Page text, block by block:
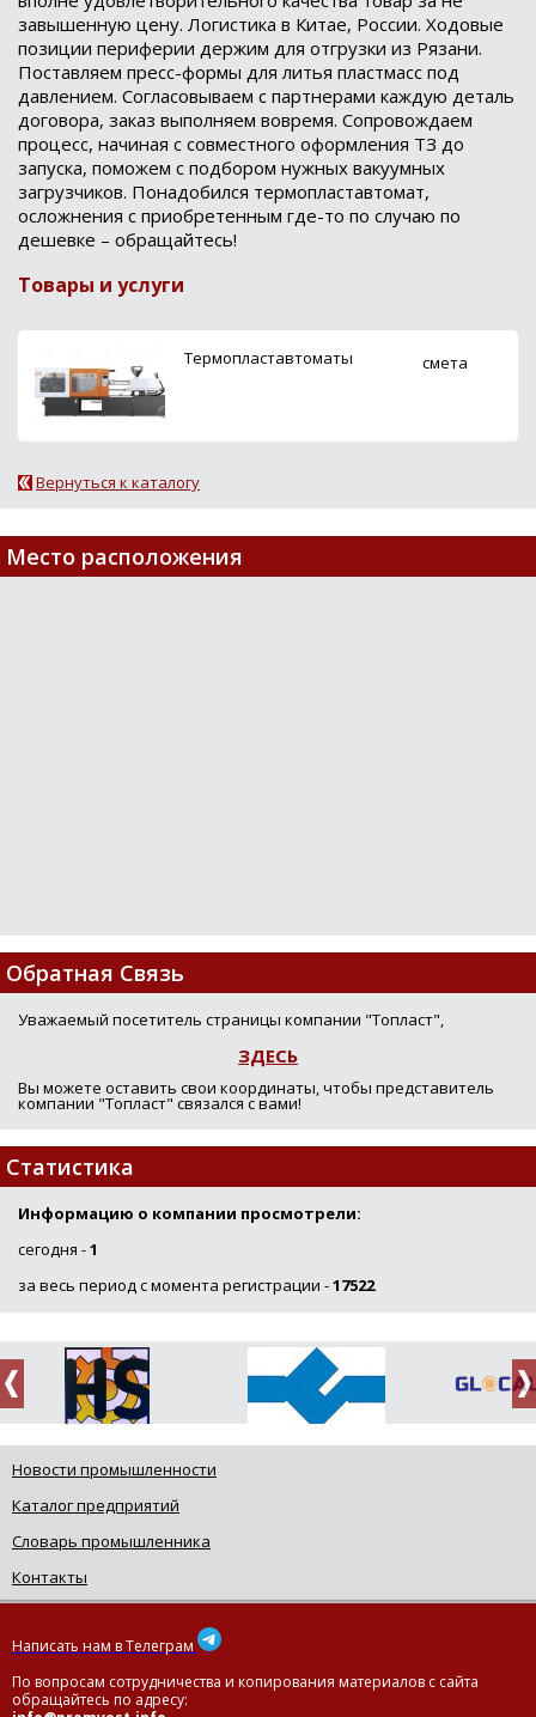
завышенную цену. Логистика в Китае, России. Ходовые
позиции периферии держим для отгрузки из Рязани.
Поставляем пресс-формы для литья пластмасс под
давлением. Согласовываем с партнерами каждую деталь
договора, заказ выполняем вовремя. Сопровождаем
процесс, начиная с совместного оформления ТЗ до
запуска, поможем с подбором нужных вакуумных
загрузчиков. Понадобился термопластавтомат,
осложнения с приобретенным где-то по случаю по
дешевке – обращайтесь!
Товары и услуги
Термопластавтоматы смета
Вернуться к каталогу
Место расположения
Обратная Связь
Уважаемый посетитель страницы компании "Топласт",
ЗДЕСЬ
Вы можете оставить свои координаты, чтобы представитель
компании "Топласт" связался с вами!
Статистика
Информацию о компании просмотрели:
сегодня -1
за весь период с момента регистрации -17522
Новости промышленности
Каталог предприятий
Словарь промышленника
Контакты
Написать нам в Телеграм
По вопросам сотрудничества и копирования материалов с сайта
обращайтесь по адресу:
Loading...